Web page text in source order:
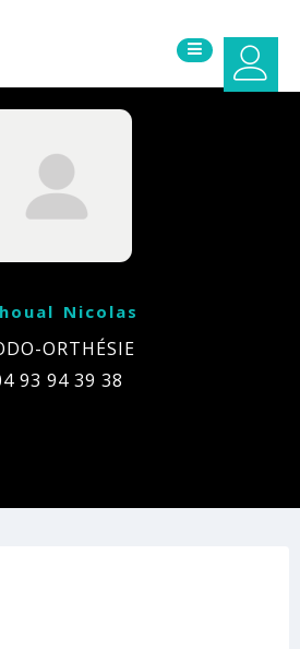
Nicolas
ORTHÉSIE
93 94 39 38